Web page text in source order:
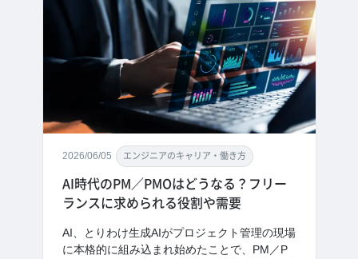
2026/06/05 エンジニアのキャリア・働き方
AI時代のPM／PMOはどうなる？フリー
ランスに求められる役割や需要
AI、とりわけ生成AIがプロジェクト管理の現場
に本格的に組み込まれ始めたことで、PM／P